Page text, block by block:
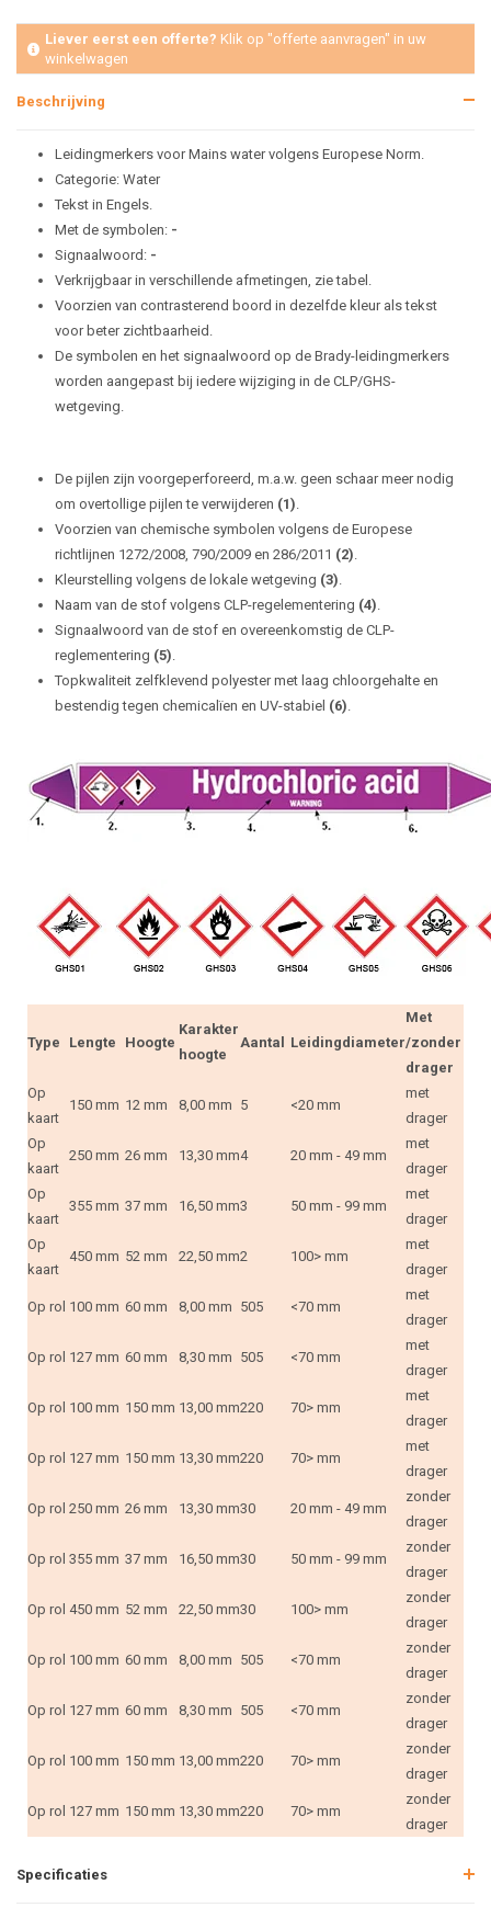
Liever eerst een offerte? Klik op "offerte aanvragen" in uw
winkelwagen
Beschrijving
Leidingmerkers voor Mains water volgens Europese Norm.
Categorie: Water
Tekst in Engels.
Met de symbolen: -
Signaalwoord: -
Verkrijgbaar in verschillende afmetingen, zie tabel.
Voorzien van contrasterend boord in dezelfde kleur als tekst
voor beter zichtbaarheid.
De symbolen en het signaalwoord op de Brady-leidingmerkers
worden aangepast bij iedere wijziging in de CLP/GHS-
wetgeving.
De pijlen zijn voorgeperforeerd, m.a.w. geen schaar meer nodig
om overtollige pijlen te verwijderen (1).
Voorzien van chemische symbolen volgens de Europese
richtlijnen 1272/2008, 790/2009 en 286/2011 (2).
Kleurstelling volgens de lokale wetgeving (3).
Naam van de stof volgens CLP-regelementering (4).
Signaalwoord van de stof en overeenkomstig de CLP-
reglementering (5).
Topkwaliteit zelfklevend polyester met laag chloorgehalte en
bestendig tegen chemicalïen en UV-stabiel (6).
Type Lengte Hoogte
Karakter
hoogte
Aantal Leidingdiameter
Met
/zonder
drager
Op
kaart
150 mm 12 mm 8,00 mm 5 <20 mm
met
drager
Op
kaart
250 mm 26 mm 13,30 mm4 20 mm - 49 mm
met
drager
Op
kaart
355 mm 37 mm 16,50 mm3 50 mm - 99 mm
met
drager
Op
kaart
450 mm 52 mm 22,50 mm2 100> mm
met
drager
Op rol 100 mm 60 mm 8,00 mm 505 <70 mm
met
drager
Op rol 127 mm 60 mm 8,30 mm 505 <70 mm
met
drager
Op rol 100 mm 150 mm 13,00 mm220 70> mm
met
drager
Op rol 127 mm 150 mm 13,30 mm220 70> mm
met
drager
Op rol 250 mm 26 mm 13,30 mm30 20 mm - 49 mm
zonder
drager
Op rol 355 mm 37 mm 16,50 mm30 50 mm - 99 mm
zonder
drager
Op rol 450 mm 52 mm 22,50 mm30 100> mm
zonder
drager
Op rol 100 mm 60 mm 8,00 mm 505 <70 mm
zonder
drager
Op rol 127 mm 60 mm 8,30 mm 505 <70 mm
zonder
drager
Op rol 100 mm 150 mm 13,00 mm220 70> mm
zonder
drager
Op rol 127 mm 150 mm 13,30 mm220 70> mm
zonder
drager
Specificaties